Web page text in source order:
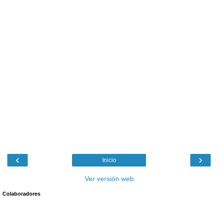
‹ ›
Inicio
Ver versión web
Colaboradores